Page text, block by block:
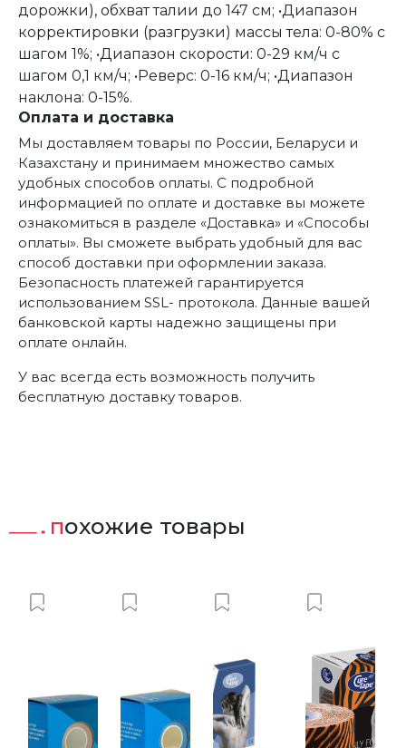
дорожки), обхват талии до 147 см; •Диапазон
корректировки (разгрузки) массы тела: 0-80% с
шагом 1%; •Диапазон скорости: 0-29 км/ч с
шагом 0,1 км/ч; •Реверс: 0-16 км/ч; •Диапазон
наклона: 0-15%.
Оплата и доставка
Мы доставляем товары по России, Беларуси и
Казахстану и принимаем множество самых
удобных способов оплаты. С подробной
информацией по оплате и доставке вы можете
ознакомиться в разделе «Доставка» и «Способы
оплаты». Вы сможете выбрать удобный для вас
способ доставки при оформлении заказа.
Безопасность платежей гарантируется
использованием SSL- протокола. Данные вашей
банковской карты надежно защищены при
оплате онлайн.
У вас всегда есть возможность получить
бесплатную доставку товаров.
похожие товары
в Вишлист
Добавить в ВишлистДобавить в ВишлистДобавить в Вишлист